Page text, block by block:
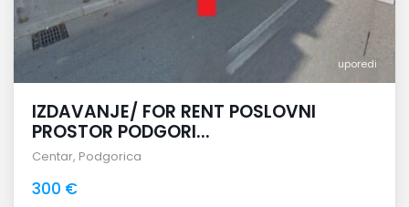
uporedi
IZDAVANJE/ FOR RENT POSLOVNI
PROSTOR PODGORI...
Centar, Podgorica
300 €